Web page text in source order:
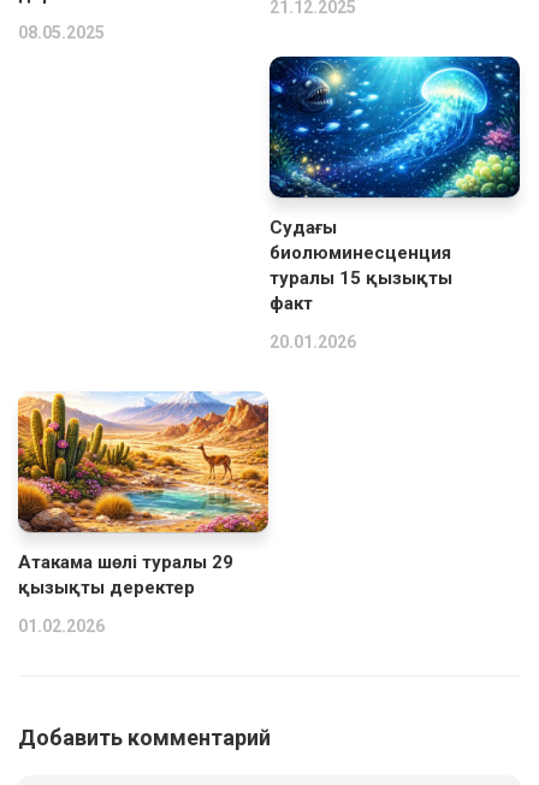
08.05.2025
21.12.2025
Судағы
биолюминесценция
туралы 15 қызықты
факт
20.01.2026
Атакама шөлі туралы 29
қызықты деректер
01.02.2026
Добавить комментарий